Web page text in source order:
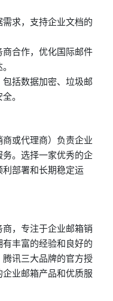
求，支持企业文档的
合作，优化国际邮件
括数据加密、垃圾邮
。
或代理商）负责企业
。选择一家优秀的企
部署和长期稳定运
，专注于企业邮箱销
丰富的经验和良好的
讯三大品牌的官方授
业邮箱产品和优质服